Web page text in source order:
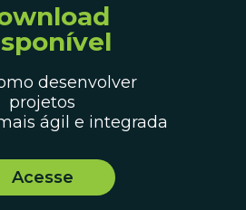
desenvolver
projetos
ágil e integrada
Acesse